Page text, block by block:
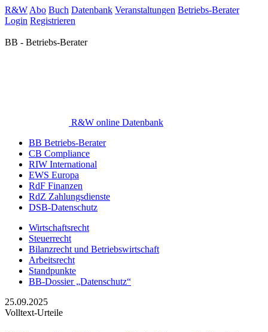
R&W Abo Buch Datenbank Veranstaltungen Betriebs-Berater
Login Registrieren
BB - Betriebs-Berater
R&W online Datenbank
BB Betriebs-Berater
CB Compliance
RIW International
EWS Europa
RdF Finanzen
RdZ Zahlungsdienste
DSB-Datenschutz
Wirtschaftsrecht
Steuerrecht
Bilanzrecht und Betriebswirtschaft
Arbeitsrecht
Standpunkte
BB-Dossier „Datenschutz“
25.09.2025
Volltext-Urteile